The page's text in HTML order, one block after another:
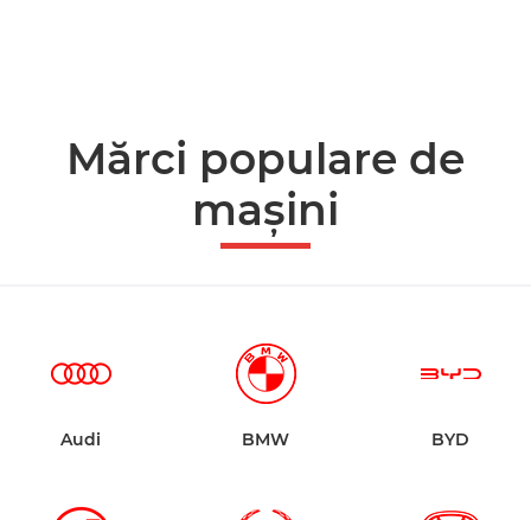
Mărci populare de
mașini
Audi BMW BYD